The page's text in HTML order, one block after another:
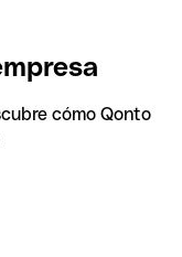
cómo Qonto